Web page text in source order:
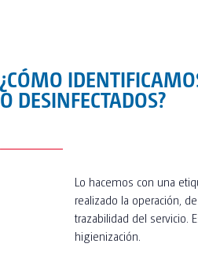
¿CÓMO
O DESINFECTADOS?
Lo hacemos con una
realizado la operación,
trazabilidad del servicio.
higienización.